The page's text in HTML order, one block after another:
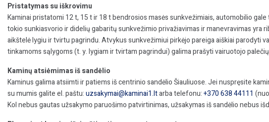
Pristatymas su iškrovimu
Kaminai pristatomi 12 t, 15 t ir 18 t bendrosios masės sunkvežimiais, automobilio
tokio sunkiasvorio ir didelių gabaritų sunkvežimio privažiavimas ir manevravimas
aikštelė lygiu ir tvirtu pagrindu. Atvykus sunkvežimiui pirkėjo pareiga aiškiai parodyti
tinkamoms sąlygoms (t. y. lygiam ir tvirtam pagrindui) galima prašyti vairuotojo
Kaminų atsiėmimas iš sandėlio
Kaminus galima atsiimti ir patiems iš centrinio sandėlio Šiauliuose. Jei nuspręsite
su mumis galite el. paštu:uzsakymai@kaminai1.ltarba telefonu:+370 638 44111
Kol nebus gautas užsakymo paruošimo patvirtinimas, užsakymas iš sandėlio nebus